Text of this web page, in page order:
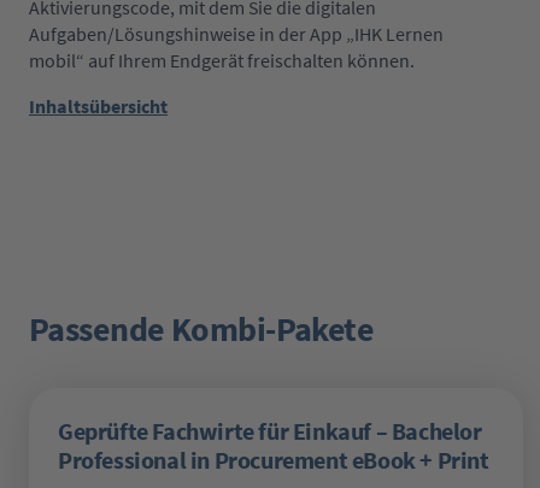
Aktivierungscode, mit dem Sie die digitalen
Aufgaben/Lösungshinweise in der App „IHK Lernen
mobil“ auf Ihrem Endgerät freischalten können.
Inhaltsübersicht
Produktgalerie überspringen
Passende Kombi-Pakete
Geprüfte Fachwirte für Einkauf – Bachelor
Professional in Procurement eBook + Print